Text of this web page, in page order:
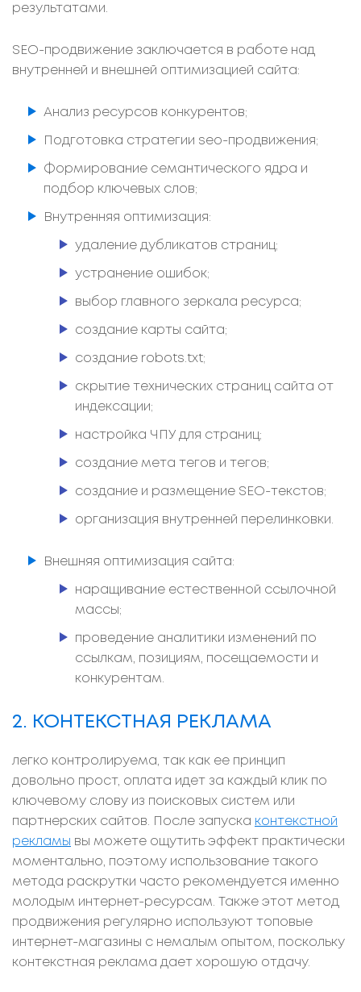
результатами.
SEO-продвижение заключается в работе над
внутренней и внешней оптимизацией сайта:
Анализ ресурсов конкурентов;
Подготовка стратегии seo-продвижения;
Формирование семантического ядра и
подбор ключевых слов;
Внутренняя оптимизация:
удаление дубликатов страниц;
устранение ошибок;
выбор главного зеркала ресурса;
создание карты сайта;
создание robots.txt;
скрытие технических страниц сайта от
индексации;
настройка ЧПУ для страниц;
создание мета тегов и тегов;
создание и размещение SEO-текстов;
организация внутренней перелинковки.
Внешняя оптимизация сайта:
наращивание естественной ссылочной
массы;
проведение аналитики изменений по
ссылкам, позициям, посещаемости и
конкурентам.
2. КОНТЕКСТНАЯ РЕКЛАМА
легко контролируема, так как ее принцип
довольно прост, оплата идет за каждый клик по
ключевому слову из поисковых систем или
партнерских сайтов. После запуска контекстной
рекламы вы можете ощутить эффект практически
моментально, поэтому использование такого
метода раскрутки часто рекомендуется именно
молодым интернет-ресурсам. Также этот метод
продвижения регулярно используют топовые
интернет-магазины с немалым опытом, поскольку
контекстная реклама дает хорошую отдачу.